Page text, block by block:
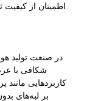
اطمینان از
در صنعت تولید
شکافی با
کاربردهایی مانند
بر لبه‌های